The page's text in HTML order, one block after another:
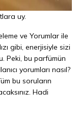
uy.
ve Yorumlar ile
gibi, enerjisiyle sizi
Peki, bu parfümün
yorumları nasıl?
bu soruların
Hadi